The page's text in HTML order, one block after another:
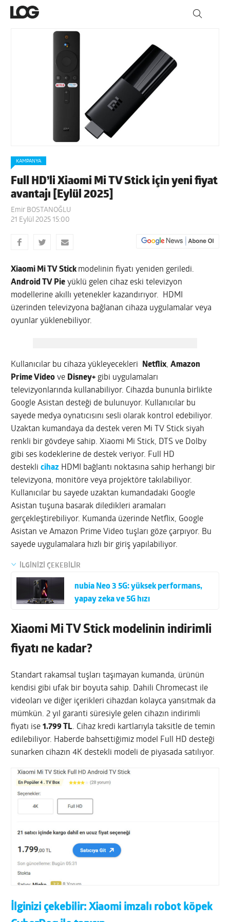
KAMPANYA
Full HD’li Xiaomi Mi TV Stick için yeni fiyat
avantajı [Eylül 2025]
Emir BOSTANOĞLU
21 Eylül 2025 15:00
Xiaomi Mi TV Stick modelinin fiyatı yeniden geriledi.
Android TV Pie yüklü gelen cihaz eski televizyon
modellerine akıllı yetenekler kazandırıyor. HDMI
üzerinden televizyona bağlanan cihaza uygulamalar veya
oyunlar yüklenebiliyor.
Kullanıcılar bu cihaza yükleyecekleri Netflix,Amazon
Prime Video ve Disney+ gibi uygulamaları
televizyonlarında kullanabiliyor. Cihazda bununla birlikte
Google Asistan desteği de bulunuyor. Kullanıcılar bu
sayede medya oynatıcısını sesli olarak kontrol edebiliyor.
Uzaktan kumandaya da destek veren Mi TV Stick siyah
renkli bir gövdeye sahip. Xiaomi Mi Stick, DTS ve Dolby
gibi ses kodeklerine de destek veriyor. Full HD
desteklicihaz HDMI bağlantı noktasına sahip herhangi bir
televizyona, monitöre veya projektöre takılabiliyor.
Kullanıcılar bu sayede uzaktan kumandadaki Google
Asistan tuşuna basarak diledikleri aramaları
gerçekleştirebiliyor. Kumanda üzerinde Netflix, Google
Asistan ve Amazon Prime Video tuşları göze çarpıyor. Bu
sayede uygulamalara hızlı bir giriş yapılabiliyor.
İLGİNİZİ ÇEKEBİLİR
nubia Neo 3 5G: yüksek performans,
yapay zeka ve 5G hızı
Xiaomi Mi TV Stick modelinin indirimli
fiyatı ne kadar?
Standart rakamsal tuşları taşımayan kumanda, ürünün
kendisi gibi ufak bir boyuta sahip. Dahili Chromecast ile
videoları ve diğer içerikleri cihazdan kolayca yansıtmak da
mümkün. 2 yıl garanti süresiyle gelen cihazın indirimli
fiyatı ise1.799 TL. Cihaz kredi kartlarıyla taksitle de temin
edilebiliyor. Haberde bahsettiğimiz model Full HD desteği
sunarken cihazın 4K destekli modeli de piyasada satılıyor.
İlginizi çekebilir:Xiaomi imzalı robot köpek